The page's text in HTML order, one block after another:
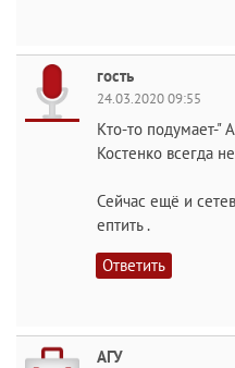
гость
24.03.2020 09:55
Кто-то подумает-"
Костенко всегда
Сейчас ещё и
ептить .
Ответить
АГУ